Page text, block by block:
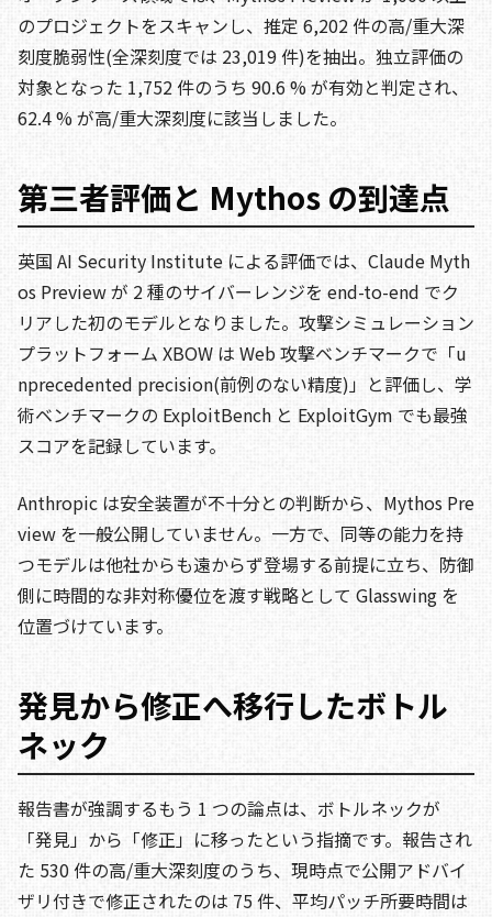
のプロジェクトをスキャンし、推定 6,202 件の高/重大深
刻度脆弱性(全深刻度では 23,019 件)を抽出。独立評価の
対象となった 1,752 件のうち 90.6 % が有効と判定され、
62.4 % が高/重大深刻度に該当しました。
第三者評価と Mythos の到達点
英国 AI Security Institute による評価では、Claude Myth
os Preview が 2 種のサイバーレンジを end-to-end でク
リアした初のモデルとなりました。攻撃シミュレーション
プラットフォーム XBOW は Web 攻撃ベンチマークで「u
nprecedented precision(前例のない精度)」と評価し、学
術ベンチマークの ExploitBench と ExploitGym でも最強
スコアを記録しています。
Anthropic は安全装置が不十分との判断から、Mythos Pre
view を一般公開していません。一方で、同等の能力を持
つモデルは他社からも遠からず登場する前提に立ち、防御
側に時間的な非対称優位を渡す戦略として Glasswing を
位置づけています。
発見から修正へ移行したボトル
ネック
報告書が強調するもう 1 つの論点は、ボトルネックが
「発見」から「修正」に移ったという指摘です。報告され
た 530 件の高/重大深刻度のうち、現時点で公開アドバイ
ザリ付きで修正されたのは 75 件、平均パッチ所要時間は